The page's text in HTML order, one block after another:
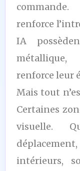
renforce
IA
renforce leur
Mais tout
Certaines
visuelle.
intérieurs,